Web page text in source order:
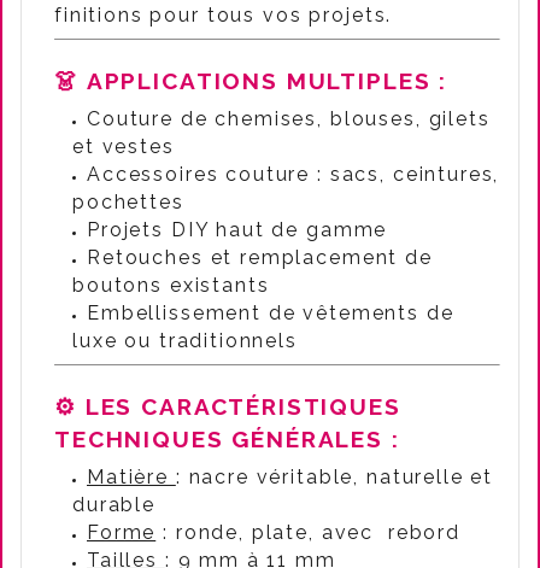
finitions pour tous vos projets.
👗 APPLICATIONS MULTIPLES :
Couture de chemises, blouses, gilets
et vestes
Accessoires couture : sacs, ceintures,
pochettes
Projets DIY haut de gamme
Retouches et remplacement de
boutons existants
Embellissement de vêtements de
luxe ou traditionnels
⚙️ LES CARACTÉRISTIQUES
TECHNIQUES GÉNÉRALES :
Matière : nacre véritable, naturelle et
durable
Forme : ronde, plate, avec rebord
Tailles : 9 mm à 11 mm